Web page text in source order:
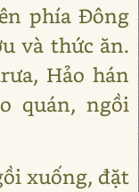
phía Đông
và thức ăn.
Hảo hán
quán, ngồi
xuống, đặt